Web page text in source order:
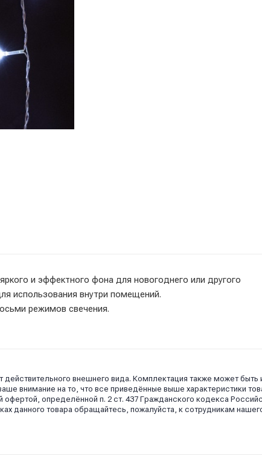
и эффектного фона для новогоднего или другого
использования внутри помещений.
режимов свечения.
внешнего вида. Комплектация также может быть
внимание на то, что все приведённые выше характеристики
определённой п. 2 ст. 437 Гражданского кодекса
данного товара обращайтесь, пожалуйста, к сотрудникам